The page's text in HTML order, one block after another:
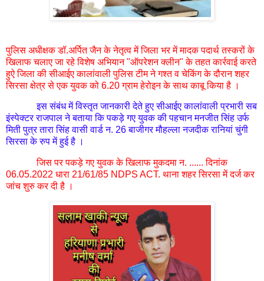
पुलिस अधीक्षक डॉ.अर्पित जैन के नेतृत्व में जिला भर में मादक पदार्थ तस्करों के
खिलाफ चलाए जा रहे विशेष अभियान "ऑपरेशन क्लीन" के तहत कार्रवाई करते
हुऐ जिला की सीआईए कालांवाली पुलिस टीम ने गश्त व चेकिंग के दौरान शहर
सिरसा क्षेत्र से एक युवक को 6.20 ग्राम हेरोइन के साथ काबू किया है ।
इस संबंध में विस्तृत जानकारी देते हुए सीआईए कालांवाली प्रभारी सब
इंस्पेक्टर राजपाल ने बताया कि पकड़े गए युवक की पहचान मनजीत सिंह उर्फ
मिती पुत्र तारा सिंह वासी वार्ड न. 26 बाजीगर मौहल्ला नजदीक रानियां चुंगी
सिरसा के रुप में हुई है ।
जिस पर पकड़े गए युवक के खिलाफ मुकदमा न. ...... दिनांक
06.05.2022 धारा 21/61/85 NDPS ACT. थाना शहर सिरसा में दर्ज कर
जांच शुरु कर दी है ।